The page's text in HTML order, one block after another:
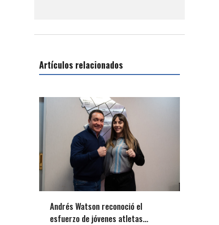
Artículos relacionados
Andrés Watson reconoció el
esfuerzo de jóvenes atletas